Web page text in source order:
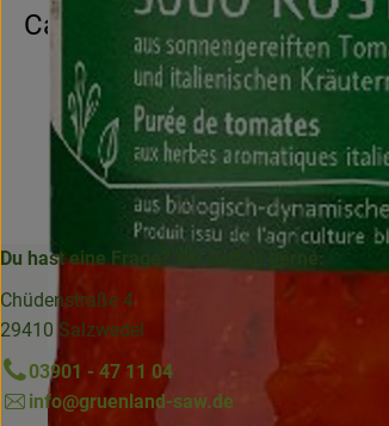
Campo Verde
Du hast eine Frage? Wir helfen gerne:
Chüdenstraße 4
29410 Salzwedel
03901 - 47 11 04
info@gruenland-saw.de